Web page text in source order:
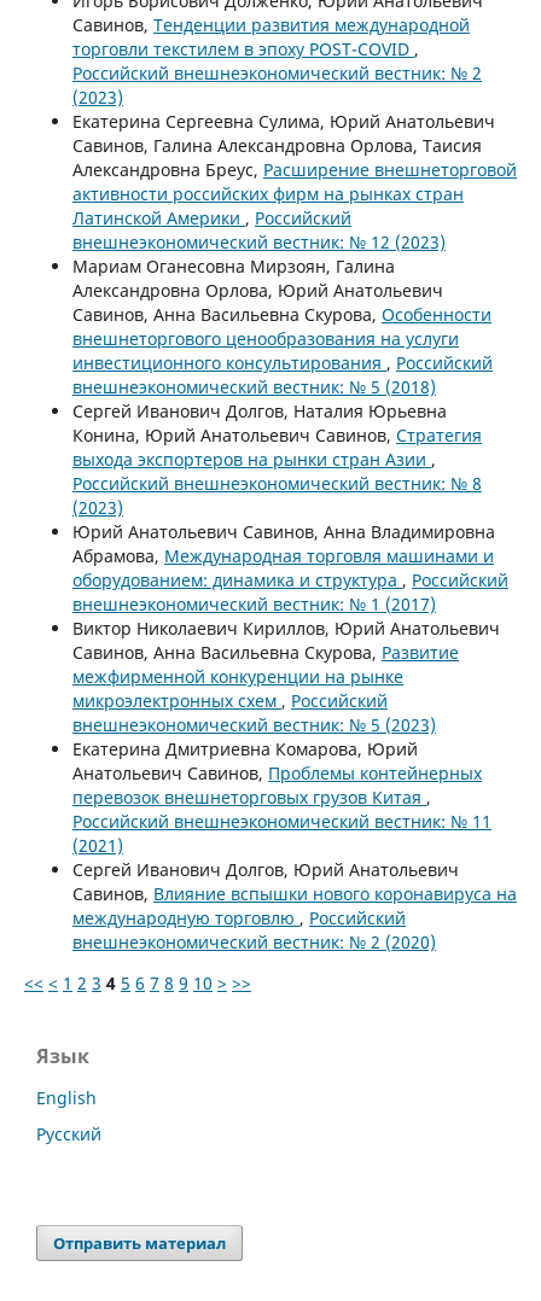
Савинов, Тенденции развития международной
торговли текстилем в эпоху POST-COVID ,
Российский внешнеэкономический вестник: № 2
(2023)
Екатерина Сергеевна Сулима, Юрий Анатольевич
Савинов, Галина Александровна Орлова, Таисия
Александровна Бреус, Расширение внешнеторговой
активности российских фирм на рынках стран
Латинской Америки , Российский
внешнеэкономический вестник: № 12 (2023)
Мариам Оганесовна Мирзоян, Галина
Александровна Орлова, Юрий Анатольевич
Савинов, Анна Васильевна Скурова, Особенности
внешнеторгового ценообразования на услуги
инвестиционного консультирования , Российский
внешнеэкономический вестник: № 5 (2018)
Сергей Иванович Долгов, Наталия Юрьевна
Конина, Юрий Анатольевич Савинов, Стратегия
выхода экспортеров на рынки стран Азии ,
Российский внешнеэкономический вестник: № 8
(2023)
Юрий Анатольевич Савинов, Анна Владимировна
Абрамова, Международная торговля машинами и
оборудованием: динамика и структура , Российский
внешнеэкономический вестник: № 1 (2017)
Виктор Николаевич Кириллов, Юрий Анатольевич
Савинов, Анна Васильевна Скурова, Развитие
межфирменной конкуренции на рынке
микроэлектронных схем , Российский
внешнеэкономический вестник: № 5 (2023)
Екатерина Дмитриевна Комарова, Юрий
Анатольевич Савинов, Проблемы контейнерных
перевозок внешнеторговых грузов Китая ,
Российский внешнеэкономический вестник: № 11
(2021)
Сергей Иванович Долгов, Юрий Анатольевич
Савинов, Влияние вспышки нового коронавируса на
международную торговлю , Российский
внешнеэкономический вестник: № 2 (2020)
<< < 1 2 3 4 5 6 7 8 9 10 > >>
Язык
English
Русский
Отправить материал